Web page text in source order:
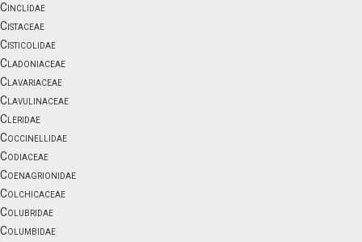
Cinclidae
Cistaceae
Cisticolidae
Cladoniaceae
Clavariaceae
Clavulinaceae
Cleridae
Coccinellidae
Codiaceae
Coenagrionidae
Colchicaceae
Colubridae
Columbidae